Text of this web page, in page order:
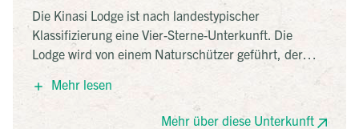
Die Kinasi Lodge ist nach landestypischer
Klassifizierung eine Vier-Sterne-Unterkunft. Die
Lodge wird von einem Naturschützer geführt, der
großen Wert auf Nachhaltigkeit legt. Sie befindet sich
direkt am Strand auf einem Hügel. Der Wind weht
kühl durch die kleinen Hütten, in denen man wohnt.
Mehr lesen
Mehr über diese Unterkunft